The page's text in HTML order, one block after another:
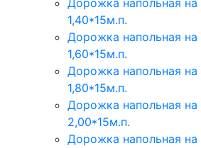
Дорожка напольная на
1,40*15м.п.
Дорожка напольная на
1,60*15м.п.
Дорожка напольная на
1,80*15м.п.
Дорожка напольная на
2,00*15м.п.
Дорожка напольная на